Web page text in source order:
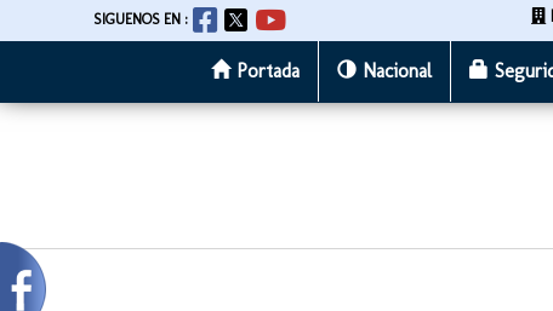
al
SIGUENOS EN :
Portada Nacional